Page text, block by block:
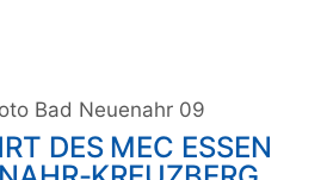
Bad Neuenahr 09
DES MEC ESSEN